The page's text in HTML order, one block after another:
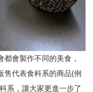
都會製作不同的美食，
售代表食科系的商品(例
系，讓大家更進一步了